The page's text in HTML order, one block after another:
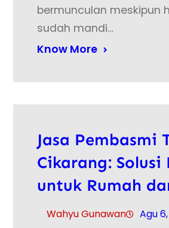
bermunculan meskipun
sudah mandi…
Know More
Jasa Pembasmi
Cikarang: Solusi
untuk Rumah
Wahyu Gunawan Agu